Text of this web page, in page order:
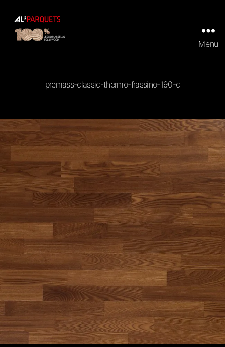
legno
massello
Menu
premass-classic-thermo-frassino-190-c